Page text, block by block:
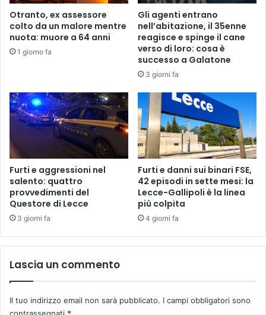
.
N
o
s
c
e
t
e
d
e
l
Otranto, ex assessore
colto da un malore mentre
nuota: muore a 64 anni
1 giorno fa
Gli agenti entrano
nell’abitazione, il 35enne
reagisce e spinge il cane
verso di loro: cosa è
successo a Galatone
3 giorni fa
Furti e aggressioni nel
salento: quattro
provvedimenti del
Questore di Lecce
3 giorni fa
Furti e danni sui binari FSE,
42 episodi in sette mesi: la
Lecce-Gallipoli è la linea
più colpita
4 giorni fa
Lascia un commento
Il tuo indirizzo email non sarà pubblicato. I campi obbligatori sono